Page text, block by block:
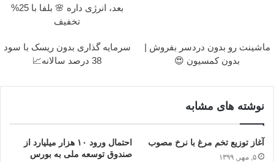
بعد، انرژی داره 🌸 بلفا با 25%
تخفیف
ماشینت رو بدون دردسر بفروش |
بدون کمسیون 😍
سرمایه گذاری بدون ریسک با سود
38 درصد سالانه📈
نوشته های مشابه
آغاز توزیع تخم مرغ با نرخ مصوب
۵, مهر, ۱۳۹۹
احتمال ورود ۱۰ هزار میلیارد از
صندوق توسعه ملی به بورس